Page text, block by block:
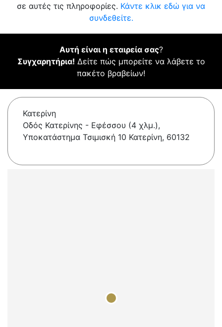
σε αυτές τις πληροφορίες. Κάντε κλικ εδώ για να
συνδεθείτε.
Αυτή είναι η εταιρεία σας?
Συγχαρητήρια! Δείτε πώς μπορείτε να λάβετε το
πακέτο βραβείων!
Κατερίνη
Οδός Κατερίνης - Εφέσσου (4 χλμ.),
Υποκατάστημα Τσιμισκή 10 Κατερίνη, 60132